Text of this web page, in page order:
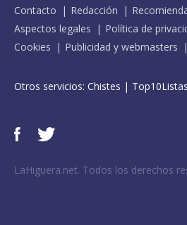
Contacto Redacción
Aspectos legales
Política de
Cookies
Publicidad y webmasters
Otros servicios: Chistes |
LaHiguera.net. Todos los derechos